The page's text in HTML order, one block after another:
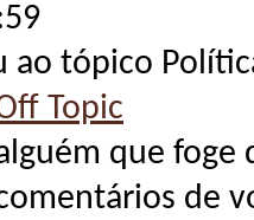
ao tópico
Topic
que
de